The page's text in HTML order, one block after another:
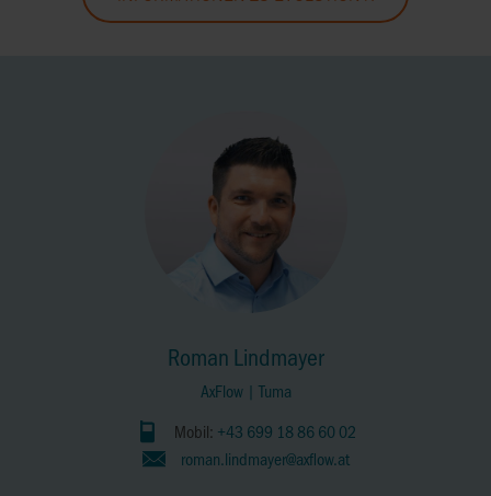
Roman Lindmayer
AxFlow | Tuma
Mobil: +43 699 18 86 60 02
roman.lindmayer@axflow.at